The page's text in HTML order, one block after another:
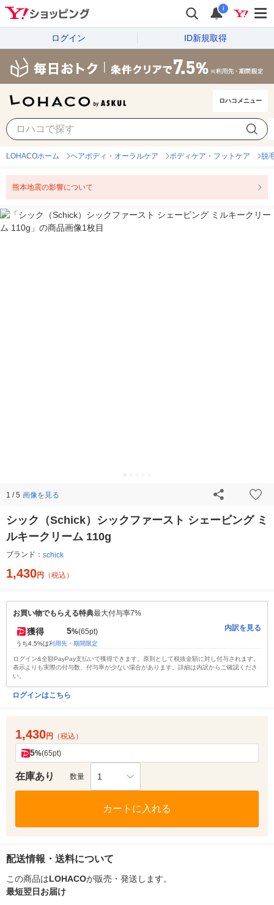
i
ログイン ID新規取得
ロハコメニュー
LOHACOホーム ヘアボディ・オーラルケア ボディケア・フットケア 脱
熊本地震の影響について
1 / 5 画像を見る
シック（Schick）シックファースト シェービング ミ
ルキークリーム 110g
ブランド： schick
1,430円 （税込）
お買い物でもらえる特典最大付与率7%
獲得 5%(65pt)
うち4.5%は利用先・期間限定
内訳を見る
ログイン&全額PayPay支払いで獲得できます。原則として税抜金額に対し付与されます。
表示よりも実際の付与数、付与率が少ない場合があります。詳細は内訳からご確認くださ
い。
ログインはこちら
1,430円 （税込）
5%(65pt)
在庫あり 数量 1
カートに入れる
配送情報・送料について
この商品はLOHACOが販売・発送します。
最短翌日お届け